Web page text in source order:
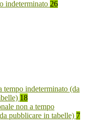
indeterminato 26
tempo indeterminato (da
18
non a tempo
pubblicare in tabelle) 7